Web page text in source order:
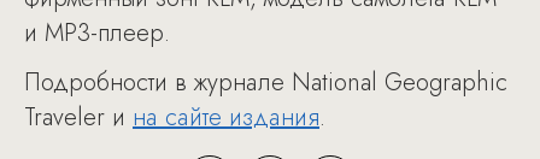
и MP3-плеер.
Подробности в журнале National Geographic
Traveler и на сайте издания.